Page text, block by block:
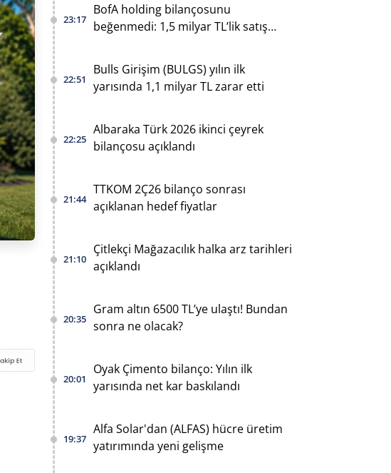
23:17
BofA holding bilançosunu
beğenmedi: 1,5 milyar TL’lik satış
22:51
Bulls Girişim (BULGS) yılın ilk
yarısında 1,1 milyar TL zarar etti
22:25
Albaraka Türk 2026 ikinci çeyrek
bilançosu açıklandı
21:44
TTKOM 2Ç26 bilanço sonrası
açıklanan hedef fiyatlar
21:10
Çitlekçi Mağazacılık halka arz tarihleri
açıklandı
20:35
Gram altın 6500 TL’ye ulaştı! Bundan
sonra ne olacak?
20:01
Oyak Çimento bilanço: Yılın ilk
yarısında net kar baskılandı
19:37
Alfa Solar'dan (ALFAS) hücre üretim
yatırımında yeni gelişme